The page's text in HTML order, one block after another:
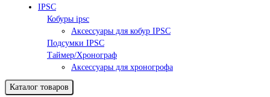
IPSC
Кобуры ipsc
Аксессуары для кобур IPSC
Подсумки IPSC
Таймер/Хронограф
Аксессуары для хроногрофа
Каталог товаров